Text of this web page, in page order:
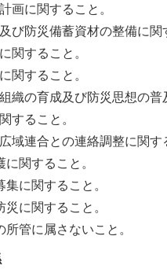
画に関すること。
び防災備蓄資材の整備に関
関すること。
関すること。
織の育成及び防災思想の普
すること。
域連合との連絡調整に関す
に関すること。
集に関すること。
災に関すること。
所管に属さないこと。